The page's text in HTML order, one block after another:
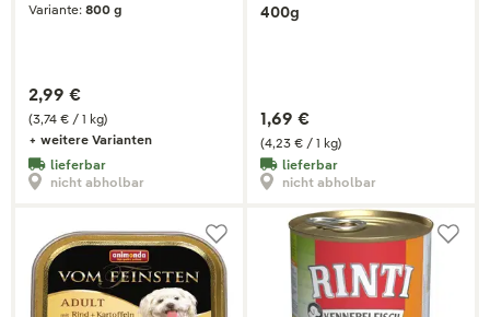
Variante: 800 g
(3,74 € / 1 kg)
2,99 €
+ weitere Varianten
lieferbar
nicht abholbar
400g
(4,23 € / 1 kg)
1,69 €
lieferbar
nicht abholbar